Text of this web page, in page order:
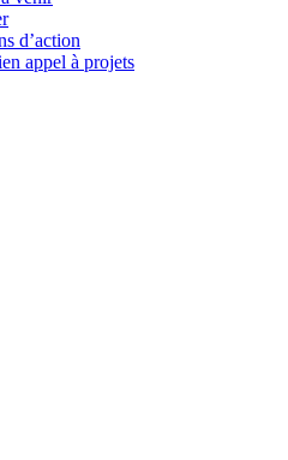
d’action
appel à projets